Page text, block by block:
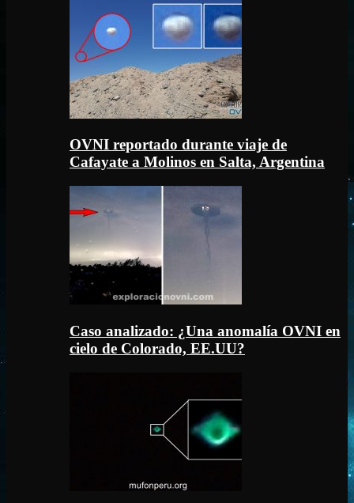
OVNI reportado durante viaje de
Cafayate a Molinos en Salta, Argentina
Caso analizado: ¿Una anomalía OVNI en
cielo de Colorado, EE.UU?